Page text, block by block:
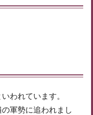
われています。
軍勢に追われまし